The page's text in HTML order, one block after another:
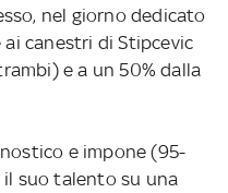
nel giorno dedicato
canestri di Stipcevic
e a un 50% dalla
e impone (95-
il suo talento su una